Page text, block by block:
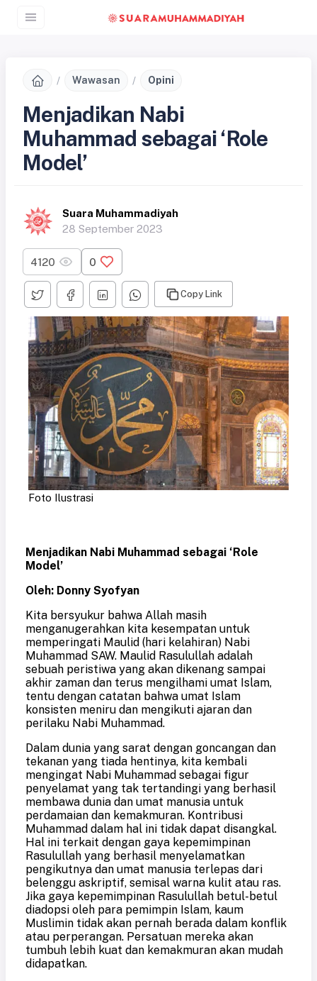
Wawasan Opini
Menjadikan Nabi
Muhammad sebagai ‘Role
Model’
Suara Muhammadiyah
28 September 2023
4120 0
Copy Link
Foto Ilustrasi
Menjadikan Nabi Muhammad sebagai ‘Role
Model’
Oleh: Donny Syofyan
Kita bersyukur bahwa Allah masih
menganugerahkan kita kesempatan untuk
memperingati Maulid (hari kelahiran) Nabi
Muhammad SAW. Maulid Rasulullah adalah
sebuah peristiwa yang akan dikenang sampai
akhir zaman dan terus mengilhami umat Islam,
tentu dengan catatan bahwa umat Islam
konsisten meniru dan mengikuti ajaran dan
perilaku Nabi Muhammad.
Dalam dunia yang sarat dengan goncangan dan
tekanan yang tiada hentinya, kita kembali
mengingat Nabi Muhammad sebagai figur
penyelamat yang tak tertandingi yang berhasil
membawa dunia dan umat manusia untuk
perdamaian dan kemakmuran. Kontribusi
Muhammad dalam hal ini tidak dapat disangkal.
Hal ini terkait dengan gaya kepemimpinan
Rasulullah yang berhasil menyelamatkan
pengikutnya dan umat manusia terlepas dari
belenggu askriptif, semisal warna kulit atau ras.
Jika gaya kepemimpinan Rasulullah betul-betul
diadopsi oleh para pemimpin Islam, kaum
Muslimin tidak akan pernah berada dalam konflik
atau perperangan. Persatuan mereka akan
tumbuh lebih kuat dan kemakmuran akan mudah
didapatkan.